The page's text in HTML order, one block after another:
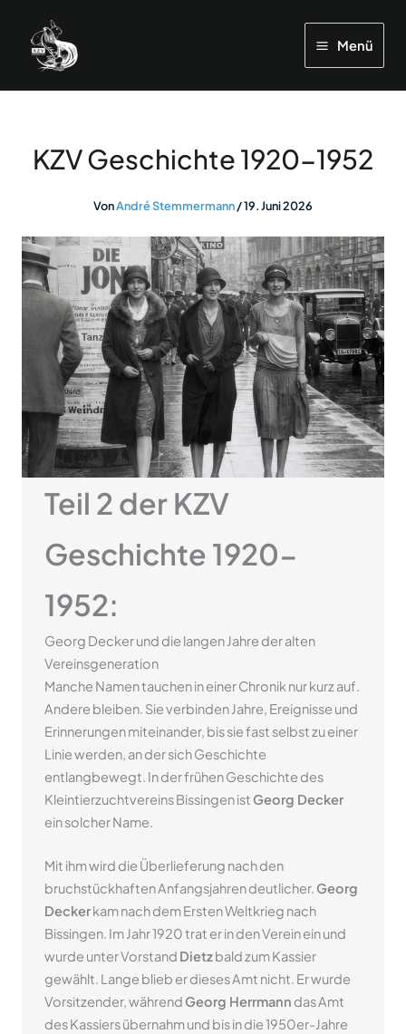
springen
Menü
KZV Geschichte 1920-1952
VonAndré Stemmermann/19. Juni 2026
Teil 2 der KZV
Geschichte 1920-
1952:
Georg Decker und die langen Jahre der alten
Vereinsgeneration
Manche Namen tauchen in einer Chronik nur kurz auf.
Andere bleiben. Sie verbinden Jahre, Ereignisse und
Erinnerungen miteinander, bis sie fast selbst zu einer
Linie werden, an der sich Geschichte
entlangbewegt. In der frühen Geschichte des
Kleintierzuchtvereins Bissingen ist Georg Decker
ein solcher Name.
Mit ihm wird die Überlieferung nach den
bruchstückhaften Anfangsjahren deutlicher. Georg
Deckerkam nach dem Ersten Weltkrieg nach
Bissingen. Im Jahr 1920 trat er in den Verein ein und
wurde unter Vorstand Dietzbald zum Kassier
gewählt. Lange blieb er dieses Amt nicht. Er wurde
Vorsitzender, während Georg Herrmann das Amt
des Kassiers übernahm und bis in die 1950er-Jahre